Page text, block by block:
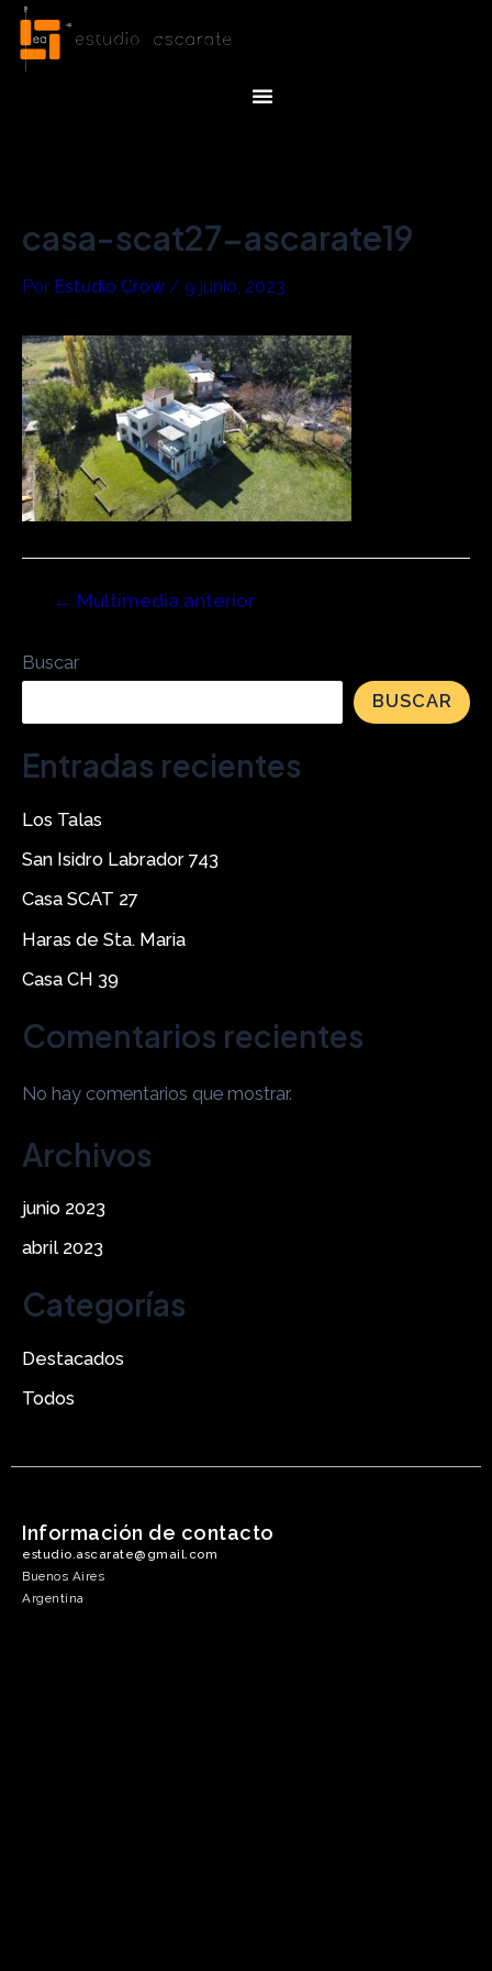
Menu
casa-scat27-ascarate19
Por Estudio Crow / 9 junio, 2023
Navegación
de
← Multimedia anterior
Buscar
BUSCAR
Entradas recientes
Los Talas
San Isidro Labrador 743
Casa SCAT 27
Haras de Sta. Maria
Casa CH 39
Comentarios recientes
No hay comentarios que mostrar.
Archivos
junio 2023
abril 2023
Categorías
Destacados
Todos
Información de contacto
estudio.ascarate@gmail.com
Buenos Aires
Argentina